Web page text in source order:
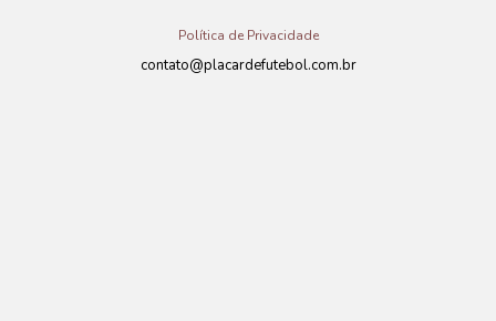
Política de Privacidade
contato@placardefutebol.com.br